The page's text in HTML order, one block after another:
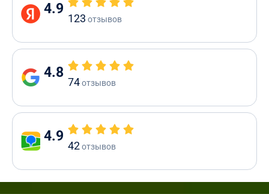
4.9
123 отзывов
4.8
74отзывов
4.9
42отзывов